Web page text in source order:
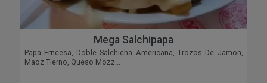
Mega Salchipapa
Papa Frncesa, Doble Salchicha Americana, Trozos De Jamon,
Maoz Tierno, Queso Mozz...